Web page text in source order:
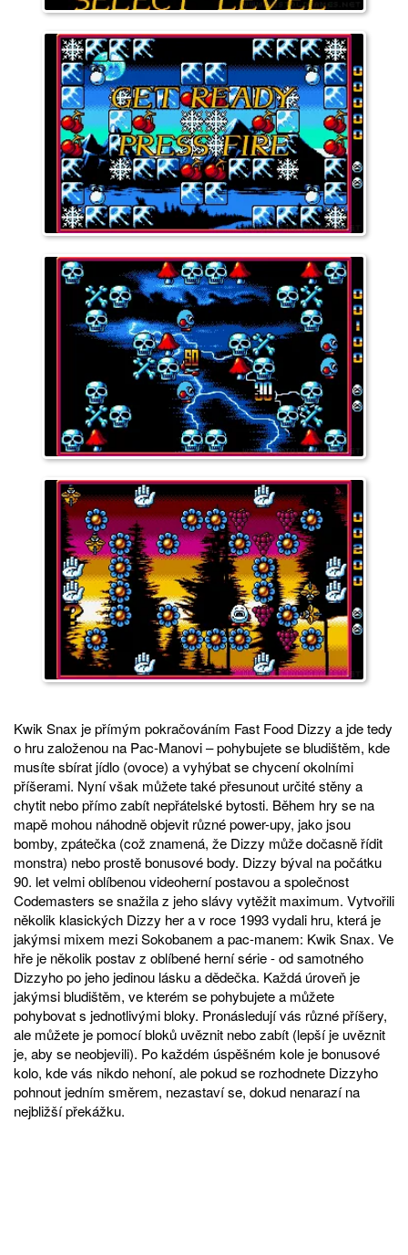
Kwik Snax je přímým pokračováním Fast Food Dizzy a jde tedy
o hru založenou na Pac-Manovi – pohybujete se bludištěm, kde
musíte sbírat jídlo (ovoce) a vyhýbat se chycení okolními
příšerami. Nyní však můžete také přesunout určité stěny a
chytit nebo přímo zabít nepřátelské bytosti. Během hry se na
mapě mohou náhodně objevit různé power-upy, jako jsou
bomby, zpátečka (což znamená, že Dizzy může dočasně řídit
monstra) nebo prostě bonusové body. Dizzy býval na počátku
90. let velmi oblíbenou videoherní postavou a společnost
Codemasters se snažila z jeho slávy vytěžit maximum. Vytvořili
několik klasických Dizzy her a v roce 1993 vydali hru, která je
jakýmsi mixem mezi Sokobanem a pac-manem: Kwik Snax. Ve
hře je několik postav z oblíbené herní série - od samotného
Dizzyho po jeho jedinou lásku a dědečka. Každá úroveň je
jakýmsi bludištěm, ve kterém se pohybujete a můžete
pohybovat s jednotlivými bloky. Pronásledují vás různé příšery,
ale můžete je pomocí bloků uvěznit nebo zabít (lepší je uvěznit
je, aby se neobjevili). Po každém úspěšném kole je bonusové
kolo, kde vás nikdo nehoní, ale pokud se rozhodnete Dizzyho
pohnout jedním směrem, nezastaví se, dokud nenarazí na
nejbližší překážku.